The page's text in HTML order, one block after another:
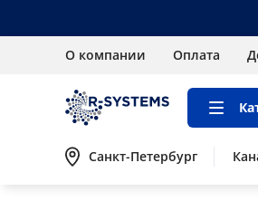
О компании Оплата
Санкт-Петербург